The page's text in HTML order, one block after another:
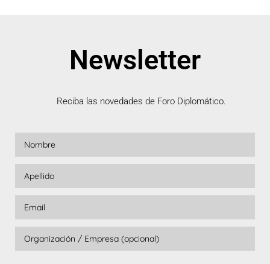
Newsletter
Reciba las novedades de Foro Diplomático.